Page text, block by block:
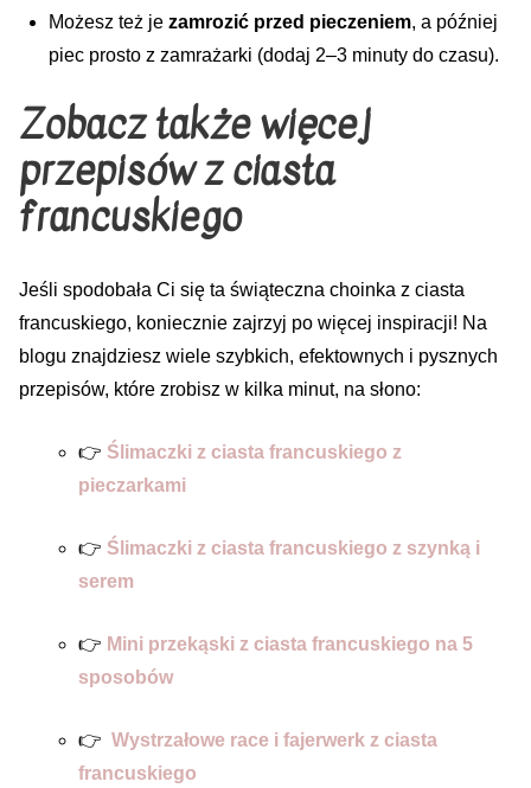
Możesz też je zamrozić przed pieczeniem, a później
piec prosto z zamrażarki (dodaj 2–3 minuty do czasu).
Zobacz także więcej
przepisów z ciasta
francuskiego
Jeśli spodobała Ci się ta świąteczna choinka z ciasta
francuskiego, koniecznie zajrzyj po więcej inspiracji! Na
blogu znajdziesz wiele szybkich, efektownych i pysznych
przepisów, które zrobisz w kilka minut, na słono:
👉 Ślimaczki z ciasta francuskiego z
pieczarkami
👉 Ślimaczki z ciasta francuskiego z szynką i
serem
👉 Mini przekąski z ciasta francuskiego na 5
sposobów
👉 Wystrzałowe race i fajerwerk z ciasta
francuskiego